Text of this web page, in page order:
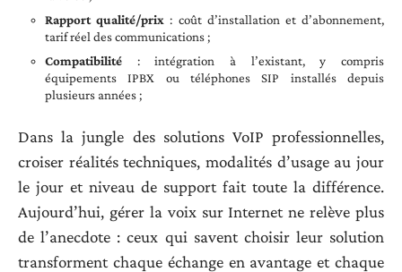
Rapport qualité/prix : coût d’installation et d’abonnement,
tarif réel des communications ;
Compatibilité : intégration à l’existant, y compris
équipements IPBX ou téléphones SIP installés depuis
plusieurs années ;
Dans la jungle des solutions VoIP professionnelles,
croiser réalités techniques, modalités d’usage au jour
le jour et niveau de support fait toute la différence.
Aujourd’hui, gérer la voix sur Internet ne relève plus
de l’anecdote : ceux qui savent choisir leur solution
transforment chaque échange en avantage et chaque